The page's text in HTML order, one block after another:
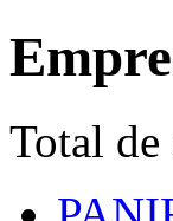
Total de